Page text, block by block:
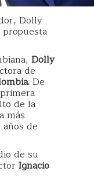
Dolly
Dolly
de
De
de la
más
de
de su
Ignacio